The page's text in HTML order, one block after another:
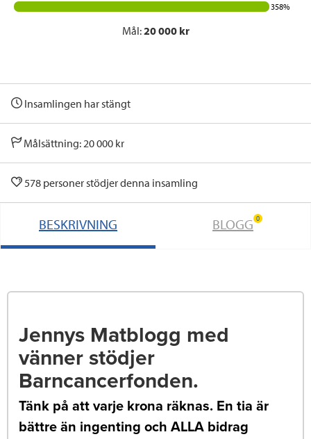
358%
Mål:20 000 kr
Insamlingen har stängt
Målsättning: 20 000 kr
578 personer stödjer denna insamling
BESKRIVNING BLOGG 0
Jennys Matblogg med
vänner stödjer
Barncancerfonden.
Tänk på att varje krona räknas. En tia är
bättre än ingenting och ALLA bidrag